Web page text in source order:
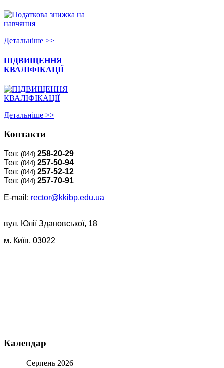
Детальнiше >>
ПІДВИЩЕННЯ
КВАЛІФІКАЦІЇ
Детальнiше >>
Контакти
Тел: (044) 258-20-29
Тел: (044) 257-50-94
Тел: (044) 257-52-12
Тел: (044) 257-70-91
E-mail: rector@kkibp.edu.ua
вул. Юлії Здановської, 18
м. Київ, 03022
Календар
Серпень 2026